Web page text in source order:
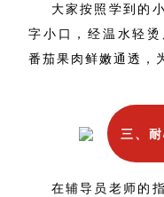
大家按照学到的小
字小口，经温水轻
番茄果肉鲜嫩通透，
三、
在辅导员老师的指